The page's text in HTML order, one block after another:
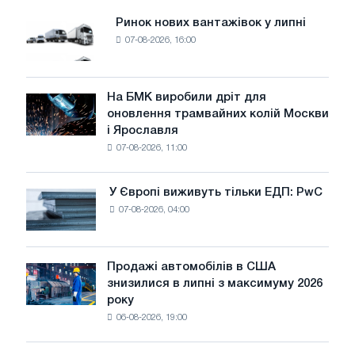
Ринок
нових
вантажівок
у
липні
Ринок нових вантажівок у липні
07-08-2026, 16:00
На
БМК
виробили
трамвайних
колій
Москви
і
Ярославля
На БМК виробили дріт для
оновлення трамвайних колій Москви
і Ярославля
07-08-2026, 11:00
Європі
виживуть
тільки
ЕДП:
PwC
У Європі виживуть тільки ЕДП: PwC
07-08-2026, 04:00
Продажі
автомобілів
в
Продажі автомобілів в США
знизилися в липні з максимуму 2026
року
06-08-2026, 19:00